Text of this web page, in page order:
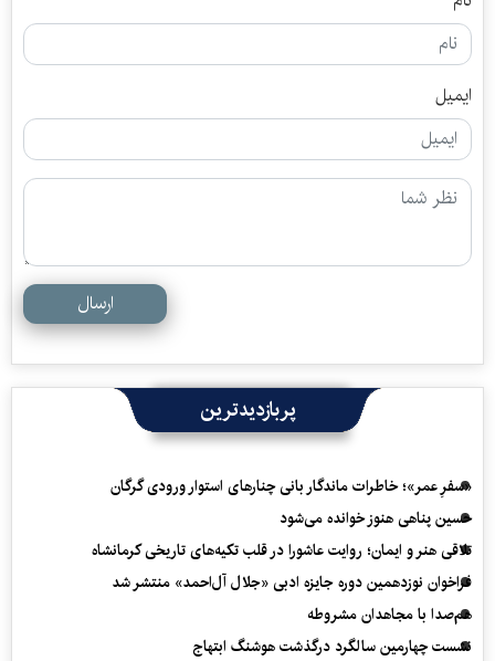
ایمیل
ارسال
پربازدیدترین
«سفرِ عمر»؛ خاطرات ماندگار بانی چنارهای استوار ورودی گرگان
حسین پناهی هنوز خوانده می‌شود
تلاقی هنر و ایمان؛ روایت عاشورا در قلب تکیه‌های تاریخی کرمانشاه
فراخوان نوزدهمین دوره جایزه ادبی «جلال آل‌احمد» منتشر شد
هم‌صدا با مجاهدان مشروطه
نشست چهارمین سالگرد درگذشت هوشنگ ابتهاج